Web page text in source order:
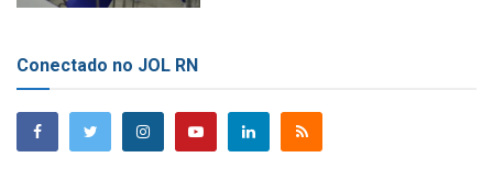
Conectado no JOL RN